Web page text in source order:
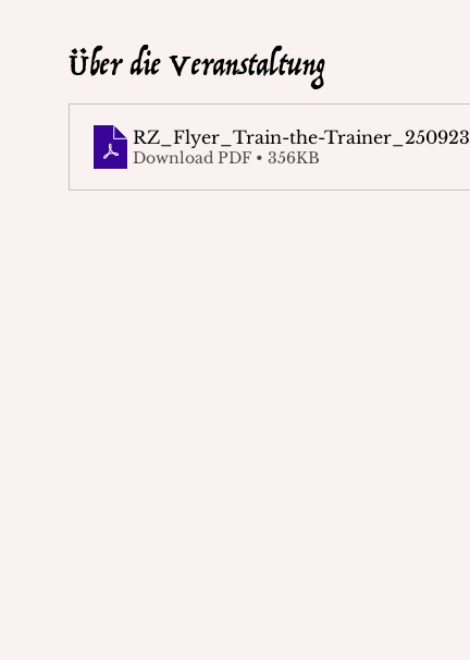
Über die Veranstaltung
RZ_Flyer_Train-the-Trainer_250923
Download PDF • 356KB